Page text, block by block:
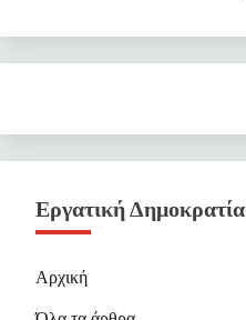
Εργατική Δημοκρατία
Αρχική